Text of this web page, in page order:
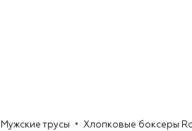
Мужские трусы Хлопковые боксеры